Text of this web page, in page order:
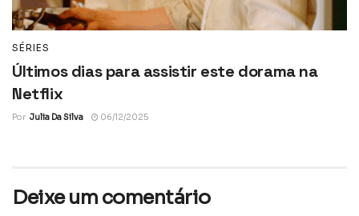
SÉRIES
Últimos dias para assistir este dorama na
Netflix
Por Julia Da Silva 06/12/2025
Deixe um comentário